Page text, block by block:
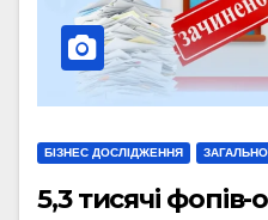
БІЗНЕС ДОСЛІДЖЕННЯ
5,3 тисячі